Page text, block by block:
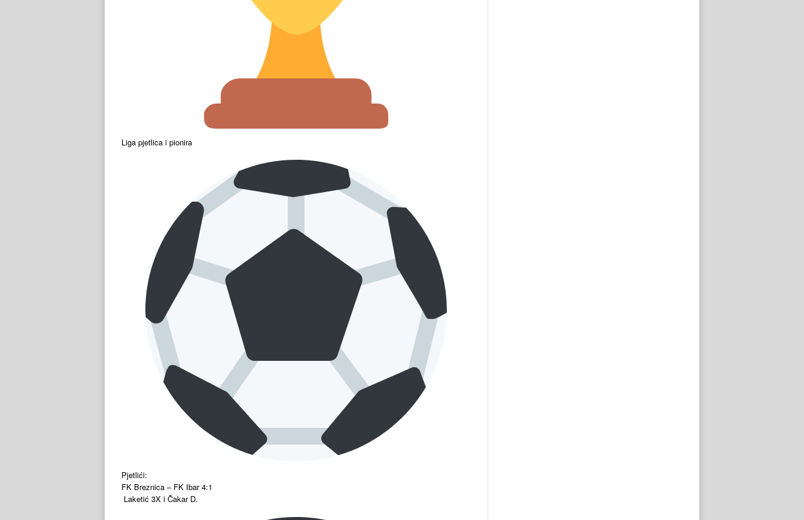
Liga pjetlica i pionira
Pjetlići:
FK Breznica – FK Ibar 4:1
Laketić 3X i Čakar D.